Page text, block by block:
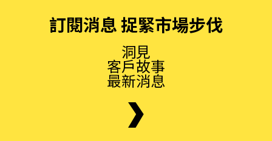
訂閱消息 捉緊市場步伐
洞見
客戶故事
最新消息